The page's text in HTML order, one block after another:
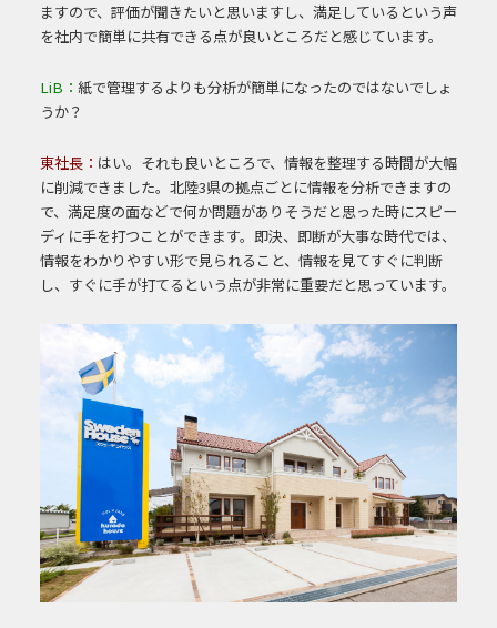
ますので、評価が聞きたいと思いますし、満足しているという声
を社内で簡単に共有できる点が良いところだと感じています。
LiB： 紙で管理するよりも分析が簡単になったのではないでしょ
うか？
東社長： はい。それも良いところで、情報を整理する時間が大幅
に削減できました。北陸3県の拠点ごとに情報を分析できますの
で、満足度の面などで何か問題がありそうだと思った時にスピー
ディに手を打つことができます。即決、即断が大事な時代では、
情報をわかりやすい形で見られること、情報を見てすぐに判断
し、すぐに手が打てるという点が非常に重要だと思っています。